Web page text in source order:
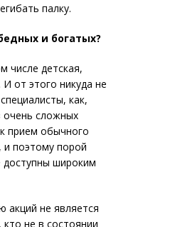
палку.
и богатых?
числе детская,
И от этого никуда не
как,
очень сложных
прием обычного
и поэтому порой
широким
акций не является
не в состоянии